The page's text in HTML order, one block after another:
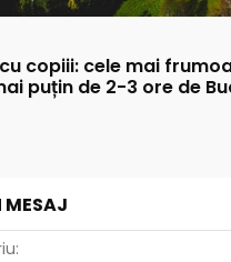
copiii: cele mai
puțin de 2-3 ore de
MESAJ